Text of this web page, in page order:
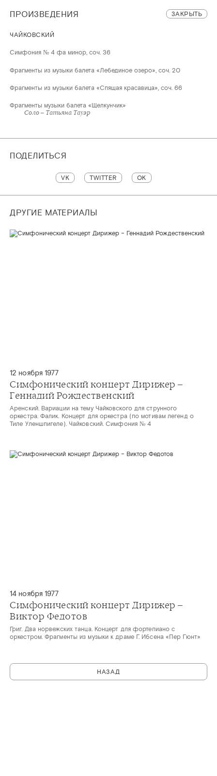
ПРОИЗВЕДЕНИЯ ЗАКРЫТЬ
ЧАЙКОВСКИЙ
Симфония № 4 фа минор, соч. 36
Фрагменты из музыки балета «Лебединое озеро», соч. 20
Фрагменты из музыки балета «Спящая красавица», соч. 66
Фрагменты музыки балета «Щелкунчик»
Соло – Татьяна Тауэр
ПОДЕЛИТЬСЯ
VK TWITTER OK
ДРУГИЕ МАТЕРИАЛЫ
12 ноября 1977
Симфонический концерт Дирижер –
Геннадий Рождественский
Аренский. Вариации на тему Чайковского для струнного
оркестра. Фалик. Концерт для оркестра (по мотивам легенд о
Тиле Уленшпигеле). Чайковский. Симфония № 4
14 ноября 1977
Симфонический концерт Дирижер –
Виктор Федотов
Григ. Два норвежских танца. Концерт для фортепиано с
оркестром. Фрагменты из музыки к драме Г. Ибсена «Пер Гюнт»
НАЗАД